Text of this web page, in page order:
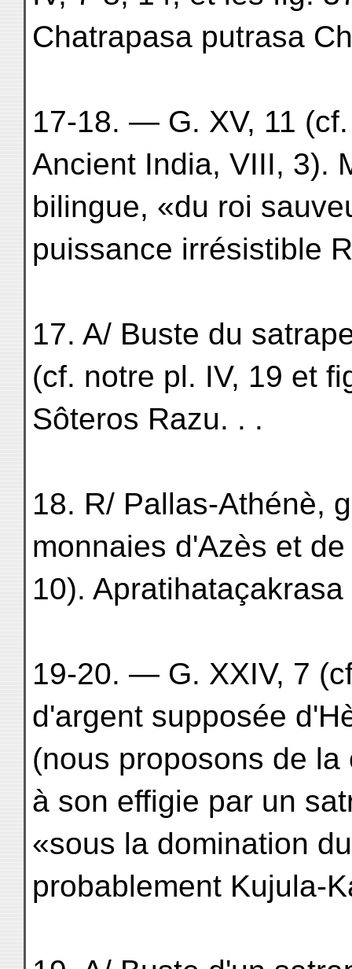
Chatrapasa putrasa
17-18. — G. XV, 11
Ancient India, VIII, 3).
bilingue, «du roi
puissance irrésistible
17. A/ Buste du
(cf. notre pl. IV, 19 et
Sôteros Razu. . .
18. R/ Pallas-Athénè,
monnaies d'Azès et
10).
19-20. — G. XXIV, 7
d'argent supposée
(nous proposons de
à son effigie par un
«sous la domination
probablement Kujula-